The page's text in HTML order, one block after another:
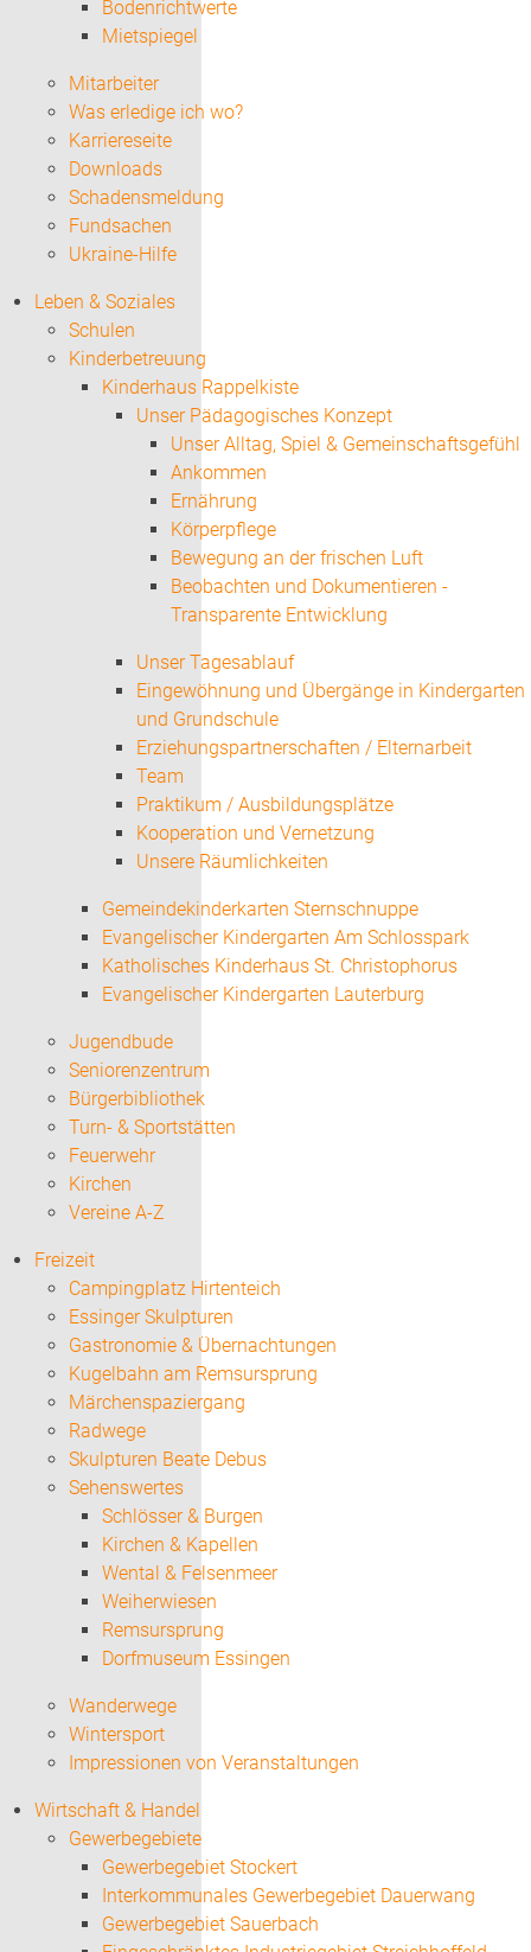
Bodenrichtwerte
Mietspiegel
Mitarbeiter
Was erledige ich wo?
Karriereseite
Downloads
Schadensmeldung
Fundsachen
Ukraine-Hilfe
Leben & Soziales
Schulen
Kinderbetreuung
Kinderhaus Rappelkiste
Unser Pädagogisches Konzept
Unser Alltag, Spiel & Gemeinschaftsgefühl
Ankommen
Ernährung
Körperpflege
Bewegung an der frischen Luft
Beobachten und Dokumentieren -
Transparente Entwicklung
Unser Tagesablauf
Eingewöhnung und Übergänge in Kindergarten
und Grundschule
Erziehungspartnerschaften / Elternarbeit
Team
Praktikum / Ausbildungsplätze
Kooperation und Vernetzung
Unsere Räumlichkeiten
Gemeindekinderkarten Sternschnuppe
Evangelischer Kindergarten Am Schlosspark
Katholisches Kinderhaus St. Christophorus
Evangelischer Kindergarten Lauterburg
Jugendbude
Seniorenzentrum
Bürgerbibliothek
Turn- & Sportstätten
Feuerwehr
Kirchen
Vereine A-Z
Freizeit
Campingplatz Hirtenteich
Essinger Skulpturen
Gastronomie & Übernachtungen
Kugelbahn am Remsursprung
Märchenspaziergang
Radwege
Skulpturen Beate Debus
Sehenswertes
Schlösser & Burgen
Kirchen & Kapellen
Wental & Felsenmeer
Weiherwiesen
Remsursprung
Dorfmuseum Essingen
Wanderwege
Wintersport
Impressionen von Veranstaltungen
Wirtschaft & Handel
Gewerbegebiete
Gewerbegebiet Stockert
Interkommunales Gewerbegebiet Dauerwang
Gewerbegebiet Sauerbach